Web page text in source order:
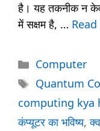
है। यह तकनीक न
में सक्षम है, …
Categories
Computer
Tags
Quantum
computing kya
कंप्यूटर का भविष्य,